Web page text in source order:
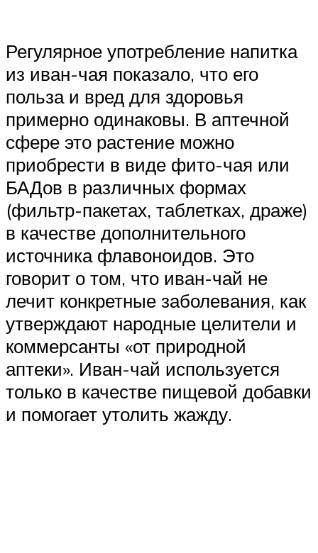
Регулярное употребление напитка
из иван-чая показало, что его
польза и вред для здоровья
примерно одинаковы. В аптечной
сфере это растение можно
приобрести в виде фито-чая или
БАДов в различных формах
(фильтр-пакетах, таблетках, драже)
в качестве дополнительного
источника флавоноидов. Это
говорит о том, что иван-чай не
лечит конкретные заболевания, как
утверждают народные целители и
коммерсанты «от природной
аптеки». Иван-чай используется
только в качестве пищевой добавки
и помогает утолить жажду.